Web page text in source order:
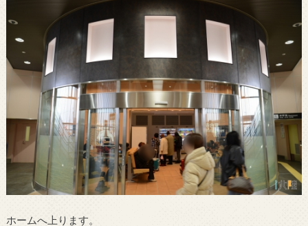
ホームへ上ります。